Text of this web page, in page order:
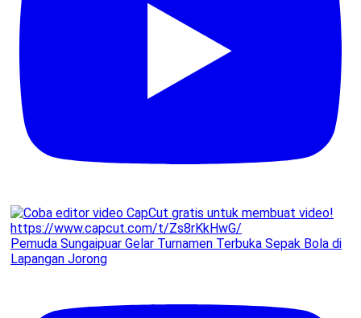
Pemuda Sungaipuar Gelar Turnamen Terbuka Sepak Bola di
Lapangan Jorong